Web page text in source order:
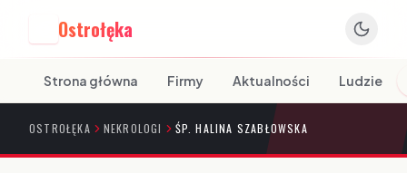
Ostrołęka
Strona główna Firmy Aktualności Ludzie
OSTROŁĘKA NEKROLOGI ŚP. HALINA SZABŁOWSKA